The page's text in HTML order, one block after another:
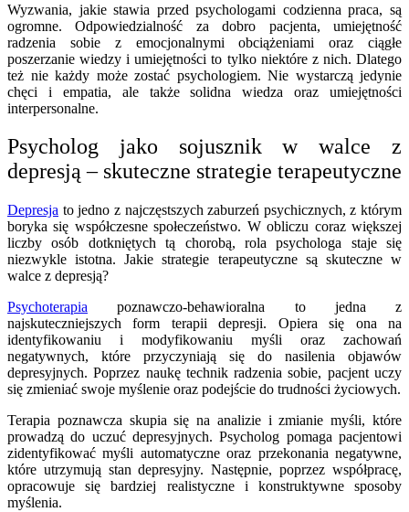
Wyzwania, jakie stawia przed psychologami codzienna praca, są
ogromne. Odpowiedzialność za dobro pacjenta, umiejętność
radzenia sobie z emocjonalnymi obciążeniami oraz ciągłe
poszerzanie wiedzy i umiejętności to tylko niektóre z nich. Dlatego
też nie każdy może zostać psychologiem. Nie wystarczą jedynie
chęci i empatia, ale także solidna wiedza oraz umiejętności
interpersonalne.
Psycholog jako sojusznik w walce z
depresją – skuteczne strategie terapeutyczne
Depresja to jedno z najczęstszych zaburzeń psychicznych, z którym
boryka się współczesne społeczeństwo. W obliczu coraz większej
liczby osób dotkniętych tą chorobą, rola psychologa staje się
niezwykle istotna. Jakie strategie terapeutyczne są skuteczne w
walce z depresją?
Psychoterapia poznawczo-behawioralna to jedna z
najskuteczniejszych form terapii depresji. Opiera się ona na
identyfikowaniu i modyfikowaniu myśli oraz zachowań
negatywnych, które przyczyniają się do nasilenia objawów
depresyjnych. Poprzez naukę technik radzenia sobie, pacjent uczy
się zmieniać swoje myślenie oraz podejście do trudności życiowych.
Terapia poznawcza skupia się na analizie i zmianie myśli, które
prowadzą do uczuć depresyjnych. Psycholog pomaga pacjentowi
zidentyfikować myśli automatyczne oraz przekonania negatywne,
które utrzymują stan depresyjny. Następnie, poprzez współpracę,
opracowuje się bardziej realistyczne i konstruktywne sposoby
myślenia.